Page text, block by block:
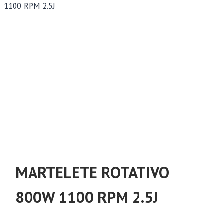
1100 RPM 2.5J
MARTELETE ROTATIVO
800W 1100 RPM 2.5J